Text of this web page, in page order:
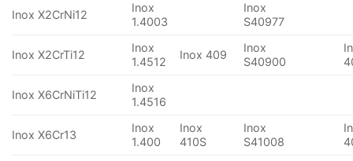
Inox X2CrNi12
Inox
1.4003
Inox
S40977
Inox X2CrTi12
Inox
1.4512
Inox 409
Inox
S40900
Inox X6CrNiTi12
Inox
1.4516
Inox X6Cr13
Inox
1.400
Inox
410S
Inox
S41008